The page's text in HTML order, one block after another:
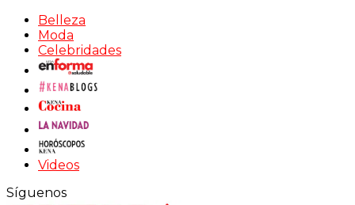
Belleza
Moda
Celebridades
Videos
Síguenos